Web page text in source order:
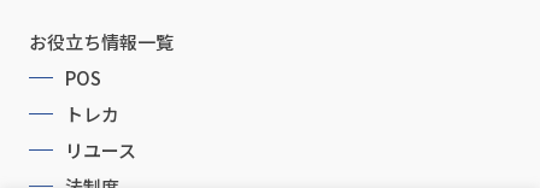
お役立ち情報一覧
POS
トレカ
リユース